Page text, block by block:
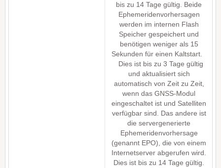
bis zu 14 Tage gültig. Beide
Ephemeridenvorhersagen
werden im internen Flash
Speicher gespeichert und
benötigen weniger als 15
Sekunden für einen Kaltstart.
Dies ist bis zu 3 Tage gültig
und aktualisiert sich
automatisch von Zeit zu Zeit,
wenn das GNSS-Modul
eingeschaltet ist und Satelliten
verfügbar sind. Das andere ist
die servergenerierte
Ephemeridenvorhersage
(genannt EPO), die von einem
Internetserver abgerufen wird.
Dies ist bis zu 14 Tage gültig.